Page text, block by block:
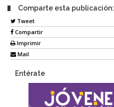
Comparte esta publicación:
Tweet
Compartir
Imprimir
Mail
Entérate